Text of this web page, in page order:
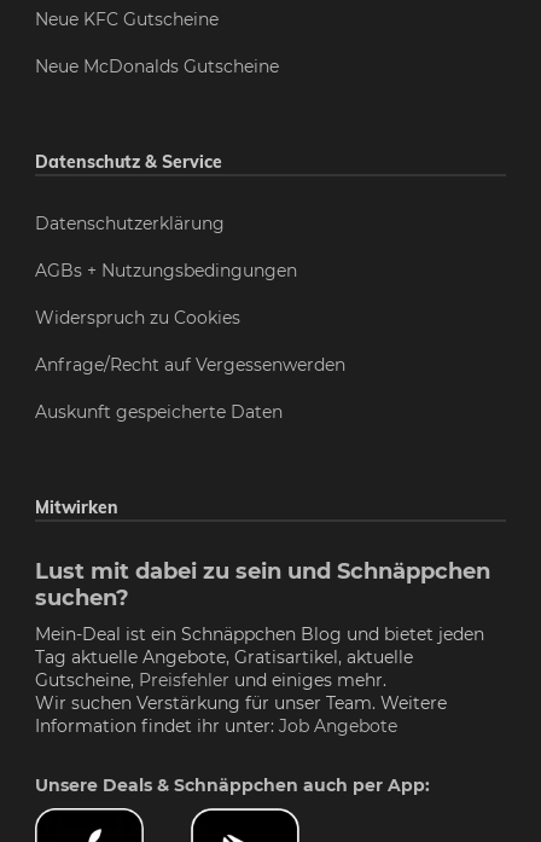
Neue KFC Gutscheine
Neue McDonalds Gutscheine
Datenschutz & Service
Datenschutzerklärung
AGBs + Nutzungsbedingungen
Widerspruch zu Cookies
Anfrage/Recht auf Vergessenwerden
Auskunft gespeicherte Daten
Mitwirken
Lust mit dabei zu sein und Schnäppchen
suchen?
Mein-Deal ist ein Schnäppchen Blog und bietet jeden
Tag aktuelle Angebote, Gratisartikel, aktuelle
Gutscheine, Preisfehler und einiges mehr.
Wir suchen Verstärkung für unser Team. Weitere
Information findet ihr unter: Job Angebote
Unsere Deals & Schnäppchen auch per App: